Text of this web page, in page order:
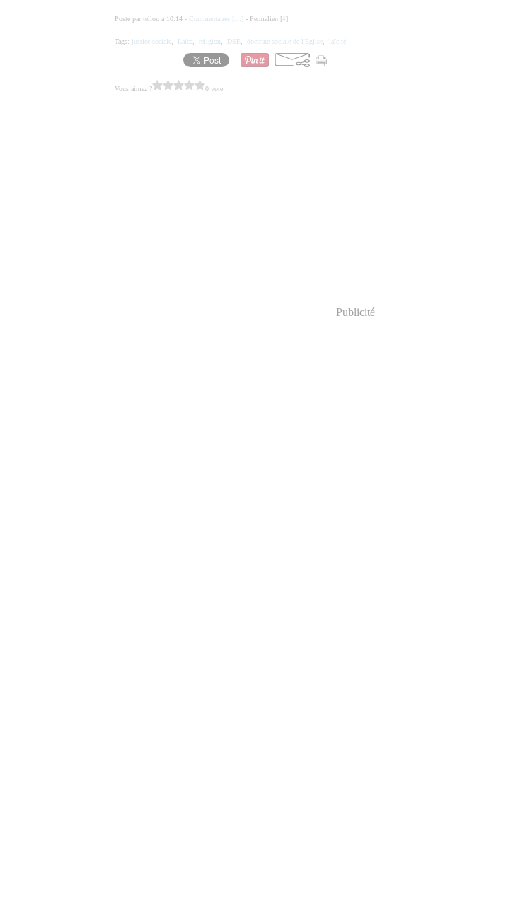
Posté par tellou à 10:14 - Commentaires [ ] - Permalien [#]
Tags: justice sociale Laïcs religion DSE doctrine sociale de l'Eglise laïcité
Vous aimez ? 0 vote
Publicité